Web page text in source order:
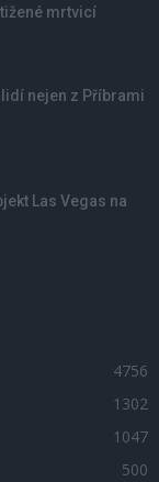
mrtvicí
nejen z Příbrami
Las Vegas na
4756
1302
1047
500